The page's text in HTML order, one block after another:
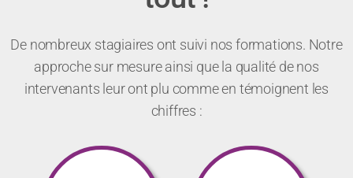
De nombreux stagiaires ont suivi nos formations. Notre
approche sur mesure ainsi que la qualité de nos
intervenants leur ont plu comme en témoignent les
chiffres :